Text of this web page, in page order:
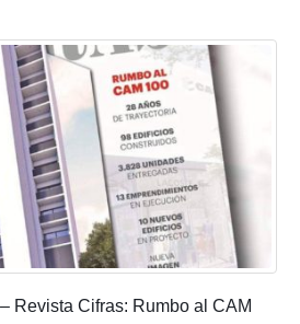
Revista Cifras: Rumbo al CAM